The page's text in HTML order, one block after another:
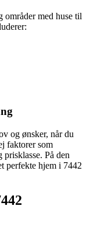
områder med huse til
og ønsker, når du
faktorer som
På den
perfekte hjem i 7442